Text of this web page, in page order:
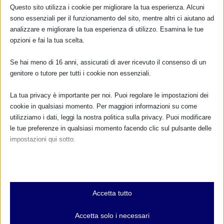
TUTTI GLI EVENTI
800.883300
Maggiori informazioni
Nome:
Questo sito utilizza i cookie per migliorare la tua esperienza. Alcuni
sono essenziali per il funzionamento del sito, mentre altri ci aiutano ad
analizzare e migliorare la tua esperienza di utilizzo. Esamina le tue
opzioni e fai la tua scelta.
Se hai meno di 16 anni, assicurati di aver ricevuto il consenso di un
genitore o tutore per tutti i cookie non essenziali.
La tua privacy è importante per noi. Puoi regolare le impostazioni dei
cookie in qualsiasi momento. Per maggiori informazioni su come
utilizziamo i dati, leggi la nostra politica sulla privacy. Puoi modificare
le tue preferenze in qualsiasi momento facendo clic sul pulsante delle
impostazioni qui sotto.
Essenziali
I cookie e i servizi essenziali abilitano le funzioni di base e sono
e servizi non richiedono il consenso dell'utente secondo il GDPR.
Accetta tutto
Accetta solo i necessari